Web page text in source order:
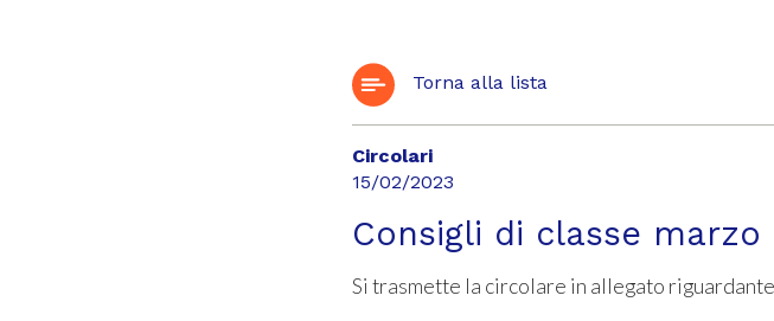
Torna alla lista
Circolari
15/02/2023
Consigli di classe marzo
Si trasmette la circolare in allegato